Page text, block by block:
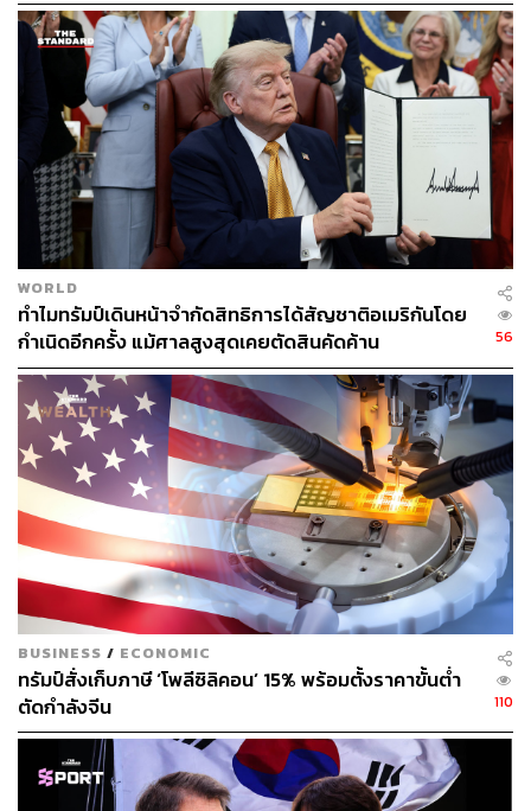
ก่อนหน้านี้ ทรัมป์ได้เยือนรัฐสภาอิสราเอล โดยกล่าว
สุนทรพจน์ว่า ฝันร้ายอันยาวนานและน่าเจ็บปวด ได้สิ้นสุด
สำหรับชาวอิสราเอลและปาเลสไตน์แล้ว พร้อมย้ำว่า เป้า
หมายต่อไปของการสร้างสันติภาพ คือ การยุติสงคราม
รัสเซีย-ยูเครน
ภาพ: Yoan Valat / REUTERS
อ้างอิง:
https://www.aljazeera.com/news/liveblog/2025/10/1
4/live-trump-signs-gaza-ceasefire-deal-with-leaders-
of-qatar-egypt-turkiye
https://edition.cnn.com/2025/10/13/middleeast/releas
ed-israeli-hostages-peace-summit-intl
https://edition.cnn.com/world/live-news/israel-hamas-
gaza-hostages-ceasefire-10-13-25
https://www.bbc.com/news/articles/c709jxxrrvlo
https://www.aljazeera.com/news/2025/10/13/joint-eg
ypt-qatar-turkiye-us-statement-on-gaza-the-full-text
https://www.bbc.com/news/articles/c740jx07vz0o
TAGS: Donald Trump
ฉนวนกาซา (Gaza Strip)
Trump 2.0
WORLD
ทำไมทรัมป์เดินหน้าจำกัดสิทธิการได้สัญชาติอเมริกันโดย
กำเนิดอีกครั้ง แม้ศาลสูงสุดเคยตัดสินคัดค้าน
56
BUSINESS / ECONOMIC
ทรัมป์สั่งเก็บภาษี ‘โพลีซิลิคอน’ 15% พร้อมตั้งราคาขั้นต่ำ
ตัดกำลังจีน
110